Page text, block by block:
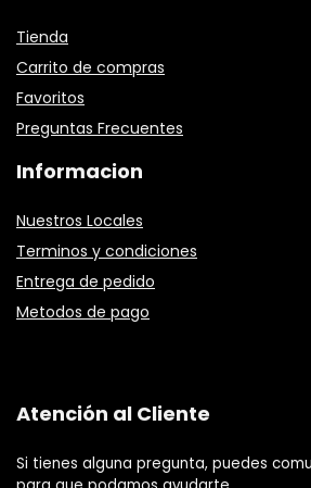
Tienda
Carrito de compras
Favoritos
Preguntas Frecuentes
Informacion
Nuestros Locales
Terminos y condiciones
Entrega de pedido
Metodos de pago
Atención al Cliente
Si tienes alguna pregunta, puedes